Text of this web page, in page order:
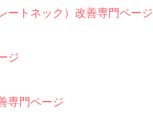
ートネック）改善専門ページ
ジ
専門ページ